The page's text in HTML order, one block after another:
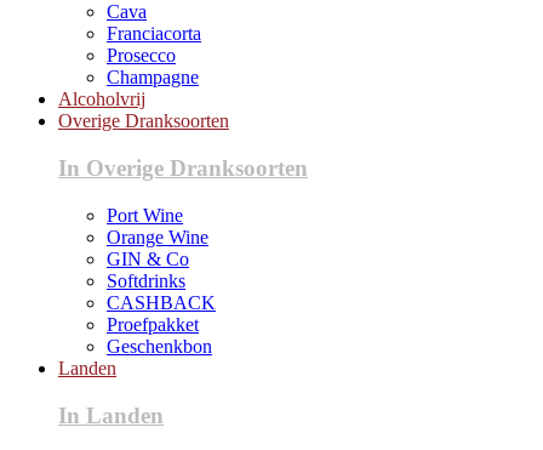
Cava
Franciacorta
Prosecco
Champagne
Alcoholvrij
Overige Dranksoorten
In Overige Dranksoorten
Port Wine
Orange Wine
GIN & Co
Softdrinks
CASHBACK
Proefpakket
Geschenkbon
Landen
In Landen